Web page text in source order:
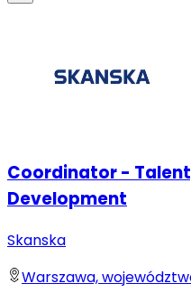
Coordinator -
Development
Skanska
Warszawa,